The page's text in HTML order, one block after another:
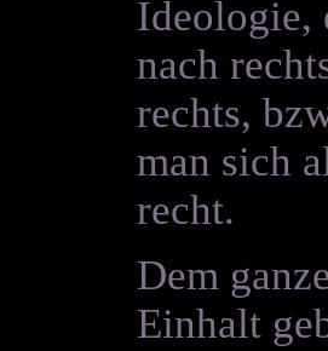
Ideologie,
nach
rechts,
man sich
recht.
Dem
Einhalt